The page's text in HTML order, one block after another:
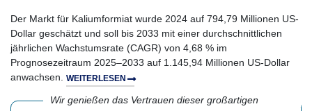
Der Markt für Kaliumformiat wurde 2024 auf 794,79 Millionen US-
Dollar geschätzt und soll bis 2033 mit einer durchschnittlichen
jährlichen Wachstumsrate (CAGR) von 4,68 % im
Prognosezeitraum 2025–2033 auf 1.145,94 Millionen US-Dollar
anwachsen. WEITERLESEN
Wir genießen das Vertrauen dieser großartigen